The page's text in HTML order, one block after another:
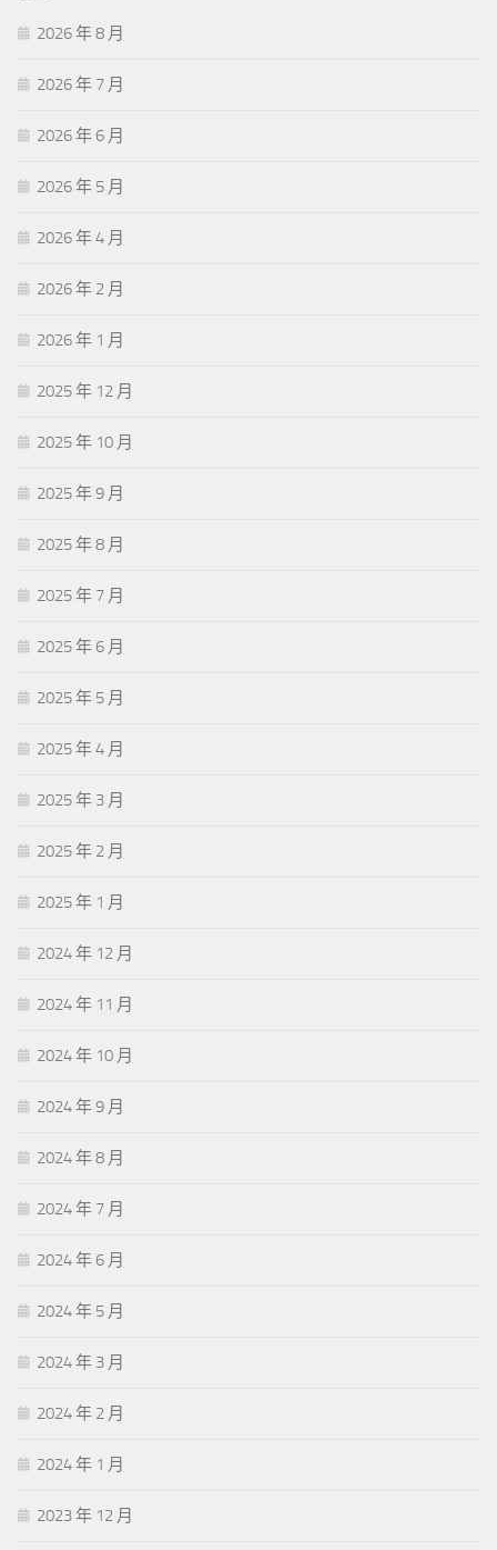
2026 年 8 月
2026 年 7 月
2026 年 6 月
2026 年 5 月
2026 年 4 月
2026 年 2 月
2026 年 1 月
2025 年 12 月
2025 年 10 月
2025 年 9 月
2025 年 8 月
2025 年 7 月
2025 年 6 月
2025 年 5 月
2025 年 4 月
2025 年 3 月
2025 年 2 月
2025 年 1 月
2024 年 12 月
2024 年 11 月
2024 年 10 月
2024 年 9 月
2024 年 8 月
2024 年 7 月
2024 年 6 月
2024 年 5 月
2024 年 3 月
2024 年 2 月
2024 年 1 月
2023 年 12 月